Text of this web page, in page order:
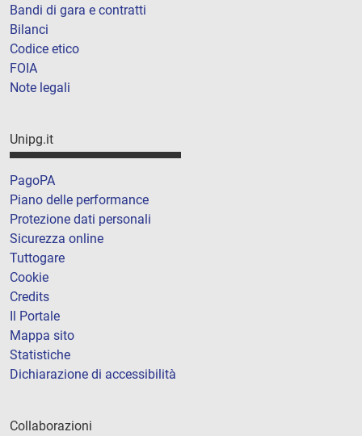
Bandi di gara e contratti
Bilanci
Codice etico
FOIA
Note legali
Unipg.it
PagoPA
Piano delle performance
Protezione dati personali
Sicurezza online
Tuttogare
Cookie
Credits
Il Portale
Mappa sito
Statistiche
Dichiarazione di accessibilità
Collaborazioni